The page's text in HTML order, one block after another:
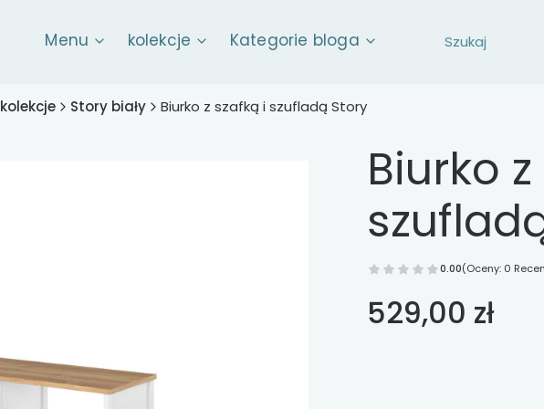
Menu kolekcje Kategorie bloga
kolekcje Story biały Biurko z szafką i szufladą Story
Biurko
0.00(Oceny: 0
Cena
529,00 zł
Poszczególne warianty